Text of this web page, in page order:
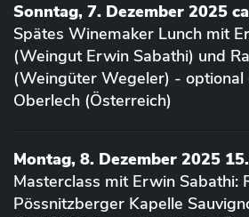
Sonntag, 7. Dezember 2025
Spätes Winemaker Lunch mit
(Weingut Erwin Sabathi) und
(Weingüter Wegeler) - optional
Oberlech (Österreich)
Montag, 8. Dezember 2025
Masterclass mit Erwin Sabathi:
Pössnitzberger Kapelle